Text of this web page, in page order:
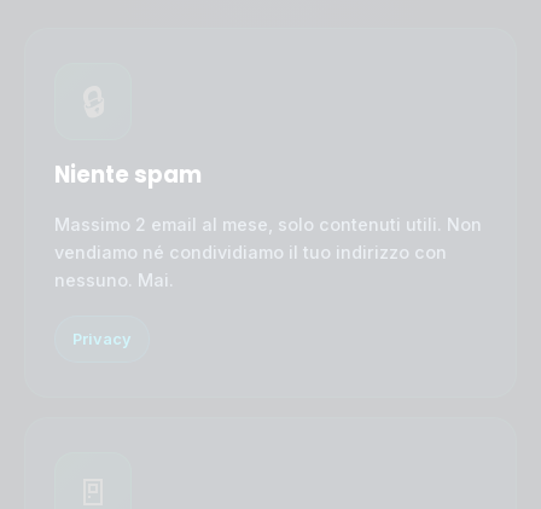
Niente spam
Massimo 2 email al mese, solo contenuti utili. Non
vendiamo né condividiamo il tuo indirizzo con
nessuno. Mai.
Privacy